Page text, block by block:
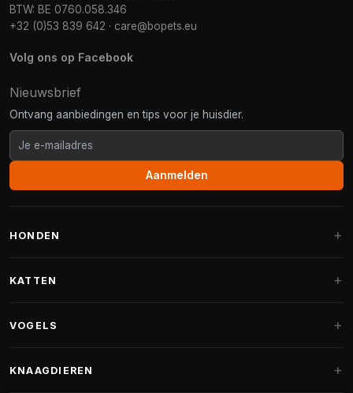
BTW: BE 0760.058.346
+32 (0)53 839 642 · care@bopets.eu
Volg ons op Facebook
Nieuwsbrief
Ontvang aanbiedingen en tips voor je huisdier.
Aanmelden
HONDEN
Fantail hondenmanden
KATTEN
Krabpalen voor Maine Coon
VOGELS
KNAAGDIEREN